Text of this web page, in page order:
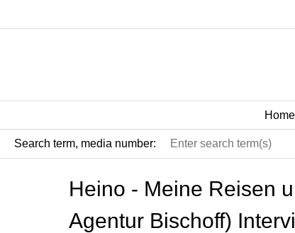
Home
Search term, media number:
Heino - Meine Reisen
Agentur Bischoff)